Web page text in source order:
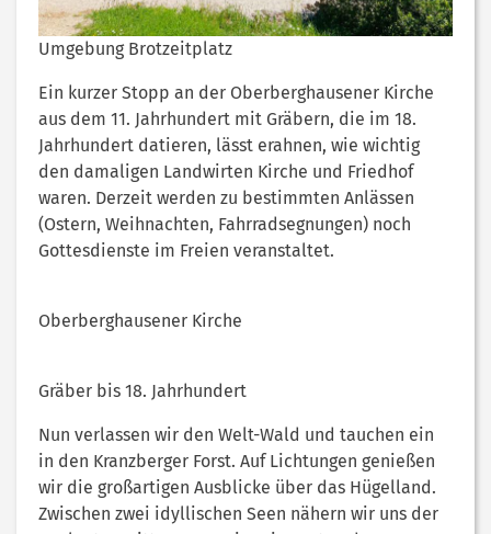
Umgebung Brotzeitplatz
Ein kurzer Stopp an der Oberberghausener Kirche
aus dem 11. Jahrhundert mit Gräbern, die im 18.
Jahrhundert datieren, lässt erahnen, wie wichtig
den damaligen Landwirten Kirche und Friedhof
waren. Derzeit werden zu bestimmten Anlässen
(Ostern, Weihnachten, Fahrradsegnungen) noch
Gottesdienste im Freien veranstaltet.
Oberberghausener Kirche
Gräber bis 18. Jahrhundert
Nun verlassen wir den Welt-Wald und tauchen ein
in den Kranzberger Forst. Auf Lichtungen genießen
wir die großartigen Ausblicke über das Hügelland.
Zwischen zwei idyllischen Seen nähern wir uns der